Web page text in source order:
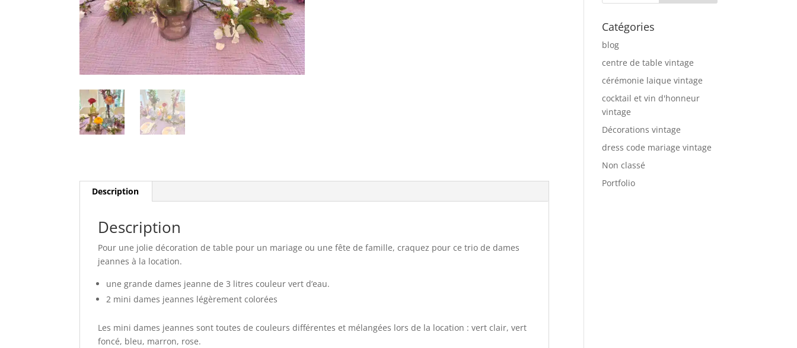
Description
Description
Pour une jolie décoration de table pour un mariage ou une fête de famille, craquez pour ce trio de dames
jeannes à la location.
une grande dames jeanne de 3 litres couleur vert d’eau.
2 mini dames jeannes légèrement colorées
Les mini dames jeannes sont toutes de couleurs différentes et mélangées lors de la location : vert clair, vert
foncé, bleu, marron, rose.
Catégories
blog
centre de table vintage
cérémonie laique vintage
cocktail et vin d'honneur
vintage
Décorations vintage
dress code mariage vintage
Non classé
Portfolio